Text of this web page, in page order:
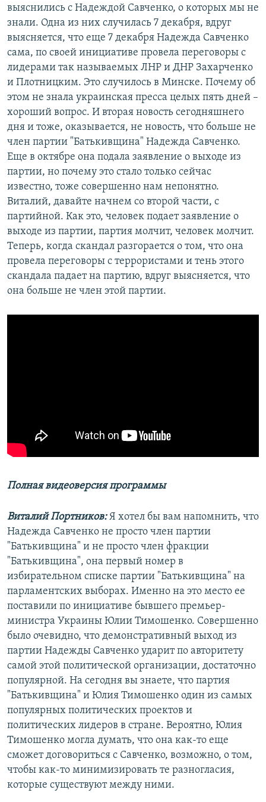
выяснились с Надеждой Савченко, о которых мы не
знали. Одна из них случилась 7 декабря, вдруг
выясняется, что еще 7 декабря Надежда Савченко
сама, по своей инициативе провела переговоры с
лидерами так называемых ЛНР и ДНР Захарченко
и Плотницким. Это случилось в Минске. Почему об
этом не знала украинская пресса целых пять дней –
хороший вопрос. И вторая новость сегодняшнего
дня и тоже, оказывается, не новость, что больше не
член партии "Батькивщина" Надежда Савченко.
Еще в октябре она подала заявление о выходе из
партии, но почему это стало только сейчас
известно, тоже совершенно нам непонятно.
Виталий, давайте начнем со второй части, с
партийной. Как это, человек подает заявление о
выходе из партии, партия молчит, человек молчит.
Теперь, когда скандал разгорается о том, что она
провела переговоры с террористами и тень этого
скандала падает на партию, вдруг выясняется, что
она больше не член этой партии. ​
Полная видеоверсия программы
Виталий Портников:Я хотел бы вам напомнить, что
Надежда Савченко не просто член партии
"Батькивщина" и не просто член фракции
"Батькивщина", она первый номер в
избирательном списке партии "Батькивщина" на
парламентских выборах. Именно на это место ее
поставили по инициативе бывшего премьер-
министра Украины Юлии Тимошенко. Совершенно
было очевидно, что демонстративный выход из
партии Надежды Савченко ударит по авторитету
самой этой политической организации, достаточно
популярной. На сегодня вы знаете, что партия
"Батькивщина" и Юлия Тимошенко один из самых
популярных политических проектов и
политических лидеров в стране. Вероятно, Юлия
Тимошенко могла думать, что она как-то еще
сможет договориться с Савченко, возможно, о том,
чтобы как-то минимизировать те разногласия,
которые существуют между ними.